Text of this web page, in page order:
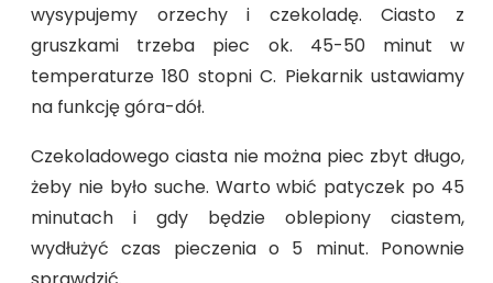
wysypujemy orzechy i czekoladę. Ciasto z
gruszkami trzeba piec ok. 45-50 minut w
temperaturze 180 stopni C. Piekarnik ustawiamy
na funkcję góra-dół.
Czekoladowego ciasta nie można piec zbyt długo,
żeby nie było suche. Warto wbić patyczek po 45
minutach i gdy będzie oblepiony ciastem,
wydłużyć czas pieczenia o 5 minut. Ponownie